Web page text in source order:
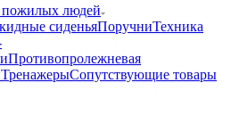
пожилых людей
сиденьяПоручниТехника
Противопролежневая
ТренажерыСопутствующие товары